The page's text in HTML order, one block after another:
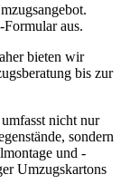
aus.
bieten wir
bis zur
umfasst nicht nur
sondern
und -
Umzugskartons